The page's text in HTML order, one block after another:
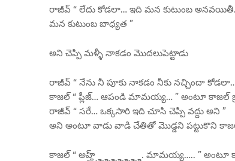
రాజీవ్ “ లేదు కోడలా… ఇది మన కుటుంబ అనవయితీ.
మన కుటుంబ బాధ్యత ”
అని చెప్పి మళ్ళీ నాకడం మొదలుపెట్టాడు
రాజీవ్ “ నేను నీ పూకు నాకడం నీకు నచ్చిందా
కాజల్ “ ప్లీజ్… ఆపండి మామయ్య… ” అంటూ కాజల్
రాజీవ్ “ సరే… ఒక్కసారి ఇది చూసి చెప్పి వద్దు అని ”
అని అంటూ వాడు వాడి చేతితో మొడ్డని పట్టుకొని కాజల్
కాజల్ “ అహ్హ్హ్హ్హ్హ్హ్హ్హ్. మామయ్య….. ” అంటూ